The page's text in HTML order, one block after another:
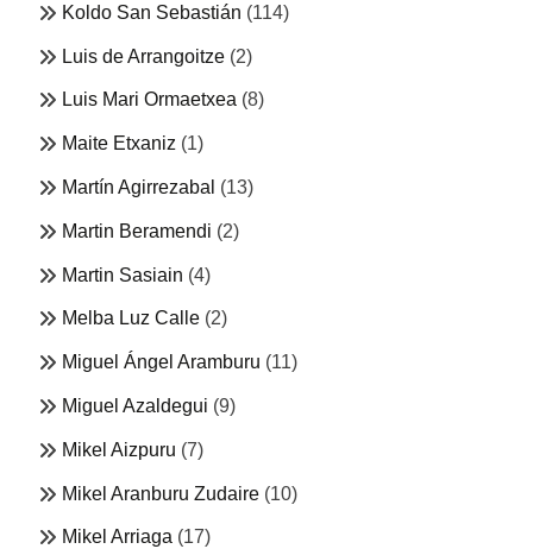
Koldo San Sebastián (114)
Luis de Arrangoitze (2)
Luis Mari Ormaetxea (8)
Maite Etxaniz (1)
Martín Agirrezabal (13)
Martin Beramendi (2)
Martin Sasiain (4)
Melba Luz Calle (2)
Miguel Ángel Aramburu (11)
Miguel Azaldegui (9)
Mikel Aizpuru (7)
Mikel Aranburu Zudaire (10)
Mikel Arriaga (17)